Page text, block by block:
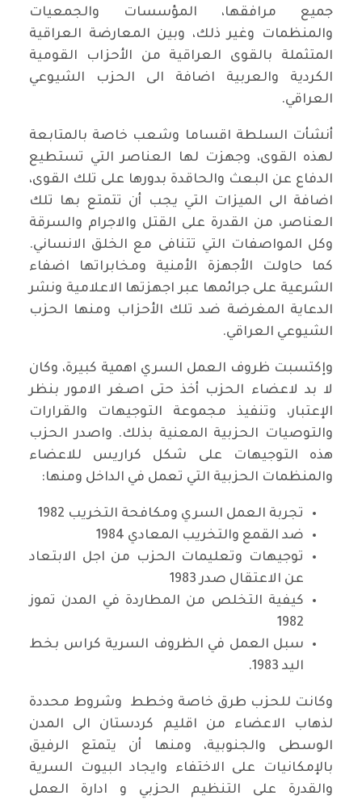
جميع مرافقها، المؤسسات والجمعيات
والمنظمات وغير ذلك، وبين المعارضة العراقية
المتثملة بالقوى العراقية من الأحزاب القومية
الكردية والعربية اضافة الى الحزب الشيوعي
العراقي.
أنشأت السلطة اقساما وشعب خاصة بالمتابعة
لهذه القوى، وجهزت لها العناصر التي تستطيع
الدفاع عن البعث والحاقدة بدورها على تلك القوى،
اضافة الى الميزات التي يجب أن تتمتع بها تلك
العناصر، من القدرة على القتل والاجرام والسرقة
وكل المواصفات التي تتنافى مع الخلق الانساني.
كما حاولت الأجهزة الأمنية ومخابراتها اضفاء
الشرعية على جرائمها عبر اجهزتها الاعلامية ونشر
الدعاية المغرضة ضد تلك الأحزاب ومنها الحزب
الشيوعي العراقي.
وإكتسبت ظروف العمل السري اهمية كبيرة، وكان
لا بد لاعضاء الحزب أخذ حتى اصغر الامور بنظر
الإعتبار، وتنفيذ مجموعة التوجيهات والقرارات
والتوصيات الحزبية المعنية بذلك. واصدر الحزب
هذه التوجيهات على شكل كراريس للاعضاء
والمنظمات الحزبية التي تعمل في الداخل ومنها:
تجربة العمل السري ومكافحة التخريب 1982
ضد القمع والتخريب المعادي 1984
توجيهات وتعليمات الحزب من اجل الابتعاد
عن الاعتقال صدر 1983
كيفية التخلص من المطاردة في المدن تموز
1982
سبل العمل في الظروف السرية كراس بخط
اليد 1983.
وكانت للحزب طرق خاصة وخطط وشروط محددة
لذهاب الاعضاء من اقليم كردستان الى المدن
الوسطى والجنوبية، ومنها أن يتمتع الرفيق
بالإمكانيات على الاختفاء وايجاد البيوت السرية
والقدرة على التنظيم الحزبي و ادارة العمل